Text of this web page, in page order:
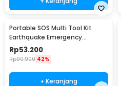
Portable SOS Multi Tool Kit
Earthquake Emergency
Outdoor Survival - JT21
Rp53.200
Rp90.900 42%
+ Keranjang